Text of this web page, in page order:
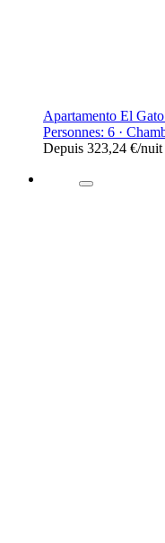
Apartamento El
Personnes: 6 ·
Depuis 323,24 €/nuit